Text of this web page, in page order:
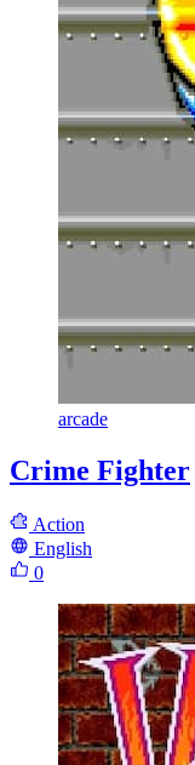
arcade
Crime Fighter
Action
English
0